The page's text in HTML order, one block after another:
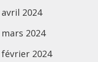
avril 2024
mars 2024
février 2024